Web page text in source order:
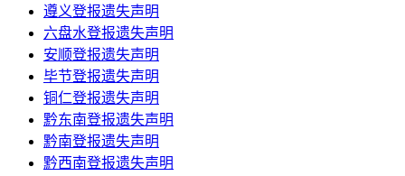
遵义登报遗失声明
六盘水登报遗失声明
安顺登报遗失声明
毕节登报遗失声明
铜仁登报遗失声明
黔东南登报遗失声明
黔南登报遗失声明
黔西南登报遗失声明